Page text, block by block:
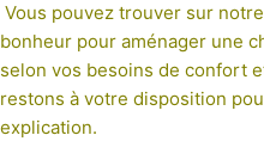
Vous pouvez trouver sur
bonheur pour aménager une
selon vos besoins de confort
restons à votre disposition
explication.